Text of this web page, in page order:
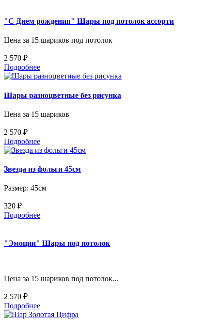
"С Днем рождения" Шары под потолок ассорти
Цена за 15 шариков под потолок
2 570 ₽
Подробнее
Шары разноцветные без рисунка
Цена за 15 шариков
2 570 ₽
Подробнее
Звезда из фольги 45см
Размер: 45см
320 ₽
Подробнее
"Эмоции" Шары под потолок
Цена за 15 шариков под потолок...
2 570 ₽
Подробнее